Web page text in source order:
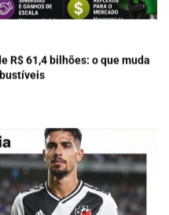
R$ 61,4 bilhões: o que muda